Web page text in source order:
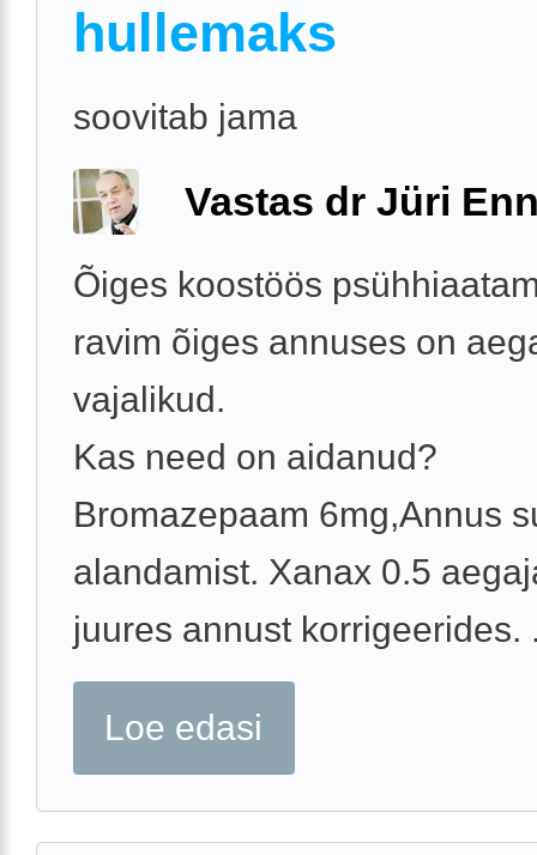
hullemaks
soovitab jama
Vastas dr Jüri
Õiges koostöös
ravim õiges annuses on
vajalikud.
Kas need on aidanud?
Bromazepaam 6mg,Annus
alandamist. Xanax 0.5
juures annust korrigeerides.
Loe edasi